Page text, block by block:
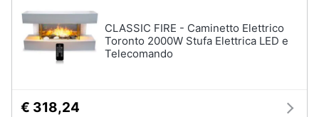
CLASSIC FIRE - Caminetto Elettrico
Toronto 2000W Stufa Elettrica LED e
Telecomando
€ 318,24